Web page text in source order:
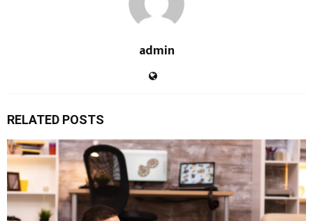
admin
RELATED POSTS